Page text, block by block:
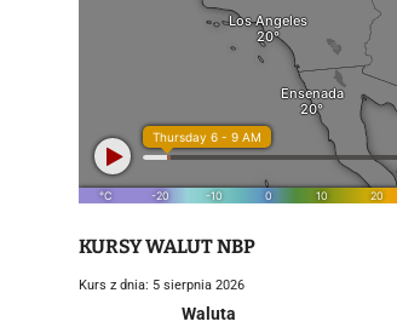
KURSY WALUT NBP
Kurs z dnia: 5 sierpnia 2026
Waluta